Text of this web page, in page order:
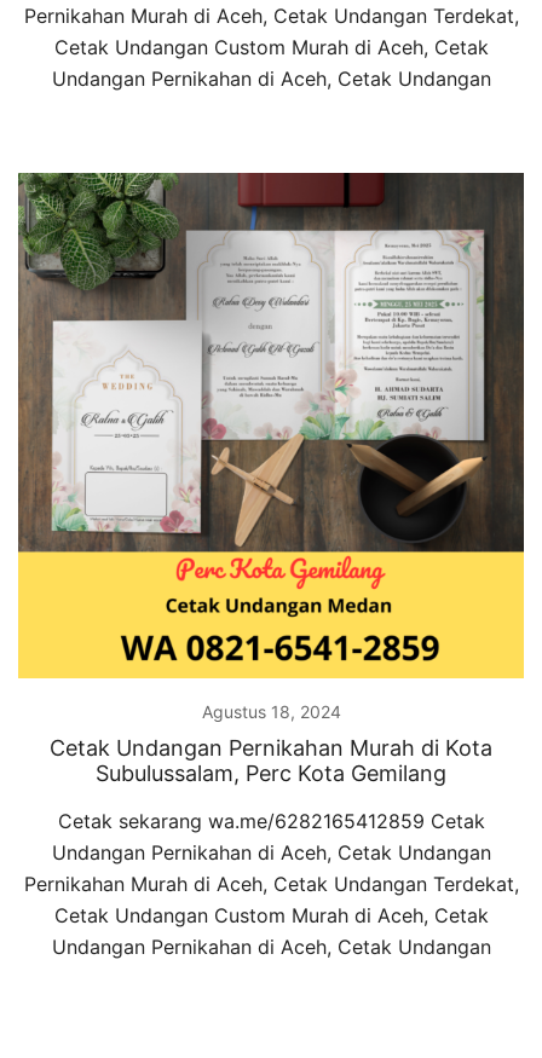
Pernikahan Murah di Aceh, Cetak Undangan Terdekat,
Cetak Undangan Custom Murah di Aceh, Cetak
Undangan Pernikahan di Aceh, Cetak Undangan
Agustus 18, 2024
Cetak Undangan Pernikahan Murah di Kota
Subulussalam, Perc Kota Gemilang
Cetak sekarang wa.me/6282165412859 Cetak
Undangan Pernikahan di Aceh, Cetak Undangan
Pernikahan Murah di Aceh, Cetak Undangan Terdekat,
Cetak Undangan Custom Murah di Aceh, Cetak
Undangan Pernikahan di Aceh, Cetak Undangan